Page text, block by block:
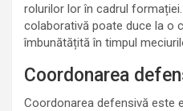
rolurilor lor în cadrul
colaborativă poate duce la o
îmbunătățită în timpul
Coordonarea
Coordonarea defensivă este